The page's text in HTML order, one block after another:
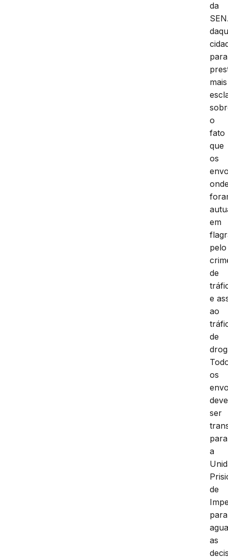
da
para
mais
o
fato
que
os
em
pelo
de
e
ao
de
os
ser
para
a
de
para
as